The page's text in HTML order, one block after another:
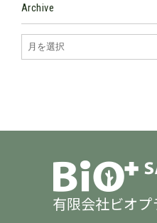
Archive
有限会社ビオ